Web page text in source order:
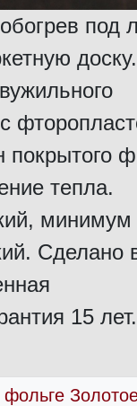
под
покрытого
тепла.
минимум
Сделано
15 лет.